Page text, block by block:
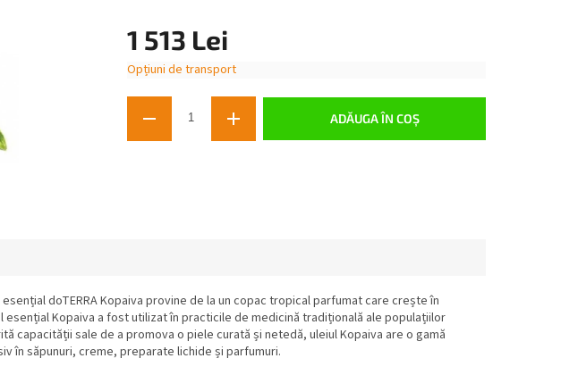
1 513 Lei
Evaluare
Opțiuni de transport
ADĂUGA ÎN COŞ
esențial doTERRA Kopaiva provine de la un copac tropical parfumat care crește în
esențial Kopaiva a fost utilizat în practicile de medicină tradițională ale populațiilor
capacității sale de a promova o piele curată și netedă, uleiul Kopaiva are o gamă
în săpunuri, creme, preparate lichide și parfumuri.